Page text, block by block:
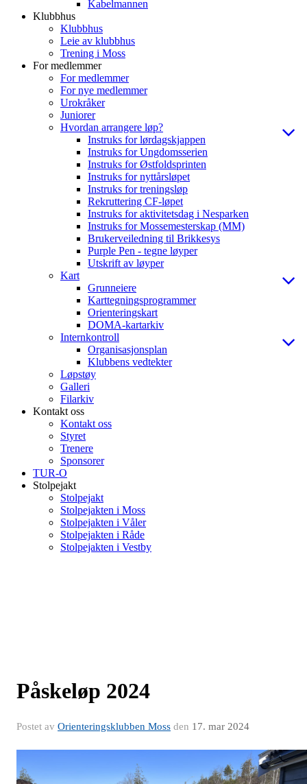
Kabelmannen
Klubbhus
Klubbhus
Leie av klubbhus
Trening i Moss
For medlemmer
For medlemmer
For nye medlemmer
Urokråker
Juniorer
Hvordan arrangere løp?
Instruks for lørdagskjappen
Instruks for Ungdomsserien
Instruks for Østfoldsprinten
Instruks for nyttårsløpet
Instruks for treningsløp
Rekruttering CF-løpet
Instruks for aktivitetsdag i Nesparken
Instruks for Mossemesterskap (MM)
Brukerveiledning til Brikkesys
Purple Pen - tegne løyper
Utskrift av løyper
Kart
Grunneiere
Karttegningsprogrammer
Orienteringskart
DOMA-kartarkiv
Internkontroll
Organisasjonsplan
Klubbens vedtekter
Løpstøy
Galleri
Filarkiv
Kontakt oss
Kontakt oss
Styret
Trenere
Sponsorer
TUR-O
Stolpejakt
Stolpejakt
Stolpejakten i Moss
Stolpejakten i Våler
Stolpejakten i Råde
Stolpejakten i Vestby
Påskeløp 2024
Postet av Orienteringsklubben Moss den 17. mar 2024